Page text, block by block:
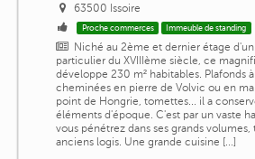
63500 Issoire
Proche commerces Immeuble de standing
Niché au 2ème et dernier étage
particulier du XVIIIème siècle, ce
développe 230 m² habitables. Plafonds à
cheminées en pierre de Volvic ou en
point de Hongrie, tomettes... il a
éléments d'époque. C'est par un vaste
vous pénétrez dans ses grands
anciens logis. Une grande cuisine [...]